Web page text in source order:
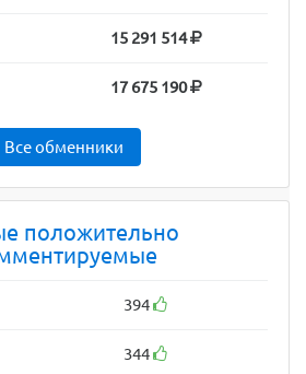
15 291 514
17 675 190
Все обменники
положительно
394
344